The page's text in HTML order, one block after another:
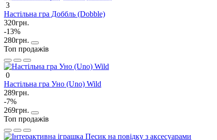
3
Настільна гра Доббль (Dobble)
320грн.
-13%
280грн.
Топ продажів
0
Настільна гра Уно (Uno) Wild
289грн.
-7%
269грн.
Топ продажів